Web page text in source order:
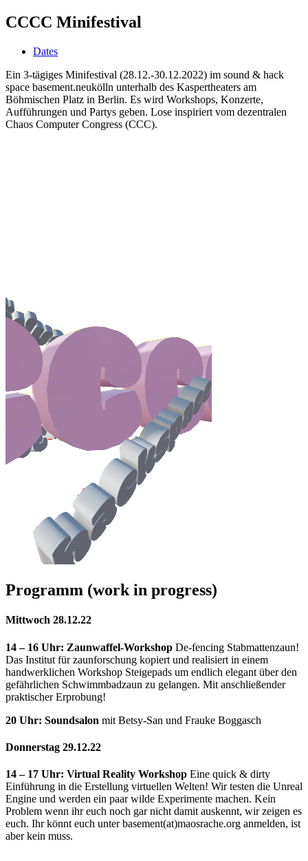
CCCC Minifestival
Dates
Ein 3-tägiges Minifestival (28.12.-30.12.2022) im sound & hack
space basement.neukölln unterhalb des Kaspertheaters am
Böhmischen Platz in Berlin. Es wird Workshops, Konzerte,
Aufführungen und Partys geben. Lose inspiriert vom dezentralen
Chaos Computer Congress (CCC).
Programm (work in progress)
Mittwoch 28.12.22
14 – 16 Uhr: Zaunwaffel-Workshop De-fencing Stabmattenzaun!
Das Institut für zaunforschung kopiert und realisiert in einem
handwerklichen Workshop Steigepads um endlich elegant über den
gefährlichen Schwimmbadzaun zu gelangen. Mit anschließender
praktischer Erprobung!
20 Uhr: Soundsalon mit Betsy-San und Frauke Boggasch
Donnerstag 29.12.22
14 – 17 Uhr: Virtual Reality Workshop Eine quick & dirty
Einführung in die Erstellung virtuellen Welten! Wir testen die Unreal
Engine und werden ein paar wilde Experimente machen. Kein
Problem wenn ihr euch noch gar nicht damit auskennt, wir zeigen es
euch. Ihr könnt euch unter basement(at)maosrache.org anmelden, ist
aber kein muss.